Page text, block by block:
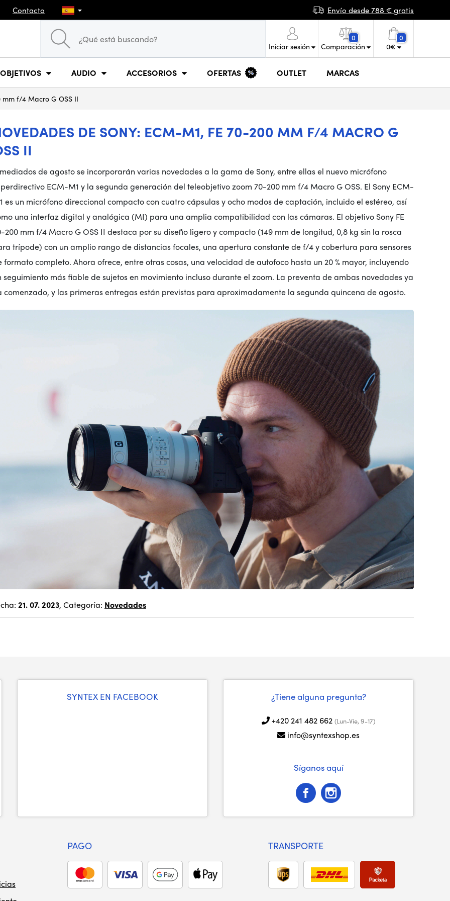
Contacto Envío desde 788 € gratis
Iniciar sesión
0
Comparación
0
0€
OBJETIVOS AUDIO ACCESORIOS OFERTAS OUTLET MARCAS
mm f/4 Macro G OSS II
DE SONY: ECM-M1, FE 70-200 MM F/4 MACRO G
II
de agosto se incorporarán varias novedades a la gama de Sony, entre ellas el nuevo micrófono
ECM-M1 y la segunda generación del teleobjetivo zoom 70-200 mm f/4 Macro G OSS. El Sony ECM-
es un micrófono direccional compacto con cuatro cápsulas y ocho modos de captación, incluido el estéreo, así
una interfaz digital y analógica (MI) para una amplia compatibilidad con las cámaras. El objetivo Sony FE
200 mm f/4 Macro G OSS II destaca por su diseño ligero y compacto (149 mm de longitud, 0,8 kg sin la rosca
trípode) con un amplio rango de distancias focales, una apertura constante de f/4 y cobertura para sensores
formato completo. Ahora ofrece, entre otras cosas, una velocidad de autofoco hasta un 20 % mayor, incluyendo
seguimiento más fiable de sujetos en movimiento incluso durante el zoom. La preventa de ambas novedades ya
comenzado, y las primeras entregas están previstas para aproximadamente la segunda quincena de agosto.
21. 07. 2023, Categoría: Novedades
SYNTEX EN FACEBOOK ¿Tiene alguna pregunta?
+420 241 482 662 (Lun-Vie, 9-17)
info@syntexshop.es
Síganos aquí
PAGO TRANSPORTE